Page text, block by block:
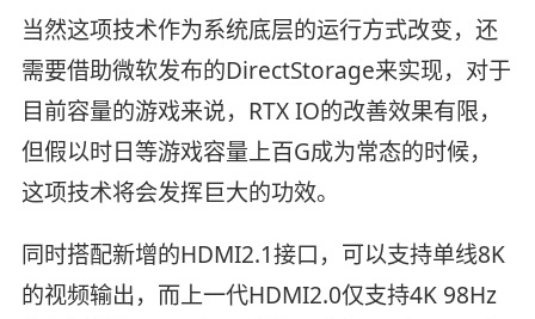
当然这项技术作为系统底层的运行方式改变，还
需要借助微软发布的DirectStorage来实现，对于
目前容量的游戏来说，RTX IO的改善效果有限，
但假以时日等游戏容量上百G成为常态的时候，
这项技术将会发挥巨大的功效。
同时搭配新增的HDMI2.1接口，可以支持单线8K
的视频输出，而上一代HDMI2.0仅支持4K 98Hz